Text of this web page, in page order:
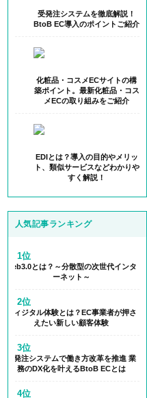
受発注システムを徹底解説！
BtoB EC導入のポイントご紹介
化粧品・コスメECサイトの構
築ポイント。最新化粧品・コス
メECの取り組みをご紹介
EDIとは？導入の目的やメリッ
ト、類似サービスなどわかりや
すく解説！
人気記事ランキング
1位
Web3.0とは？～分散型の次世代インタ
ーネット～
2位
フィジタル体験とは？EC事業者が押さ
えたい新しい顧客体験
3位
受発注システムで働き方改革を推進 業
務のDX化を叶えるBtoB ECとは
4位